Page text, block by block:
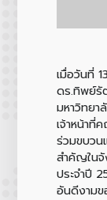
เมื่อวันที่
ดร.ทิพย์
มหาวิทยา
เจ้าหน้าที่
ร่วมขบว
สำคัญในจั
ประจำปี
อันดีงามข